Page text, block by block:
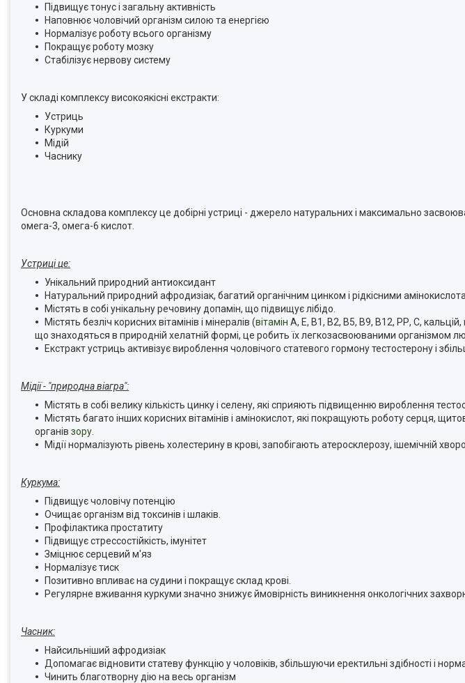
Підвищує тонус і загальну активність
Наповнює чоловічий організм силою та енергією
Нормалізує роботу всього організму
Покращує роботу мозку
Стабілізує нервову систему
У складі комплексу високоякісні екстракти:
Устриць
Куркуми
Мідій
Часнику
Основна складова комплексу це добірні устриці - джерело натуральних і максимально
омега-3, омега-6 кислот.
Устриці це:
Унікальний природний антиоксидант
Натуральний природний афродизіак, багатий органічним цинком і рідкісними
Містять в собі унікальну речовину допамін, що підвищує лібідо.
Містять безліч корисних вітамінів і мінералів (вітамін А, Е, В1, В2, В5, В9, В12, РР, С, кальцій,
що знаходяться в природній хелатній формі, це робить їх легкозасвоюваними організмом
Екстракт устриць активізує вироблення чоловічого статевого гормону тестостерону і
Мідії - "природна віагра":
Містять в собі велику кількість цинку і селену, які сприяють підвищенню вироблення
Містять багато інших корисних вітамінів і амінокислот, які покращують роботу серця,
органів зору
Мідії нормалізують рівень холестерину в крові, запобігають атеросклерозу, ішемічній
Куркума:
Підвищує чоловічу потенцію
Очищає організм від токсинів і шлаків.
Профілактика простатиту
Підвищує стрессостійкість, імунітет
Зміцнює серцевий м'яз
Нормалізує тиск
Позитивно впливає на судини і покращує склад крові.
Регулярне вживання куркуми значно знижує ймовірність виникнення онкологічних
Часник:
Найсильніший афродизіак
Допомагає відновити статеву функцію у чоловіків, збільшуючи еректильні здібності і
Чинить благотворну дію на весь організм